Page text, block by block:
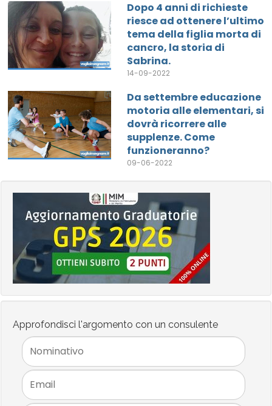
Dopo 4 anni di richieste
riesce ad ottenere l’ultimo
tema della figlia morta di
cancro, la storia di
Sabrina.
14-09-2022
Da settembre educazione
motoria alle elementari, si
dovrà ricorrere alle
supplenze. Come
funzioneranno?
09-06-2022
Approfondisci l'argomento con un consulente